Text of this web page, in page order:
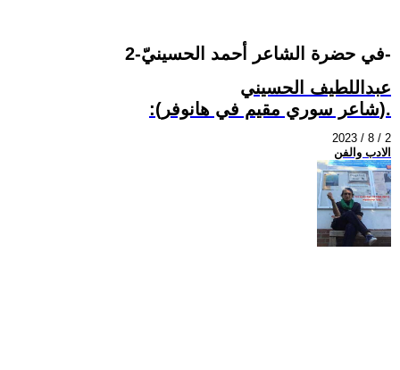
في حضرة الشاعر أحمد الحسينيّ-2-
عبداللطيف الحسيني
:(شاعر سوري مقيم في هانوفر).
2023 / 8 / 2
الادب والفن